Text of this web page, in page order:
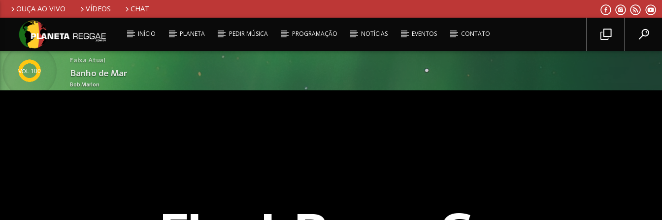
OUÇA AO VIVO VÍDEOS CHAT
INÍCIO PLANETA PEDIR MÚSICA PROGRAMAÇÃO NOTÍCIAS EVENTOS CONTATO
100
Faixa Atual
Banho de Mar
Bob Marlon